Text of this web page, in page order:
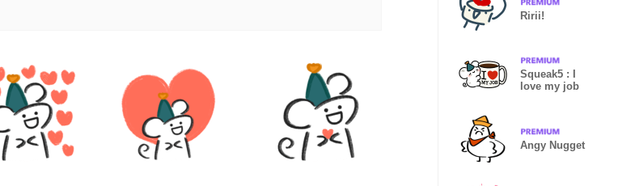
Ririi!
Squeak5 : I
love my job
Angy Nugget